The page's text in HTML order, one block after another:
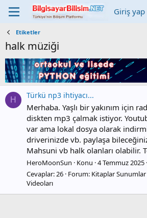
Giriş yap
Etiketler
halk müziği
H Türkü np3 ihtiyacı...
Merhaba. Yaşlı bir yakınım için
diskten mp3 çalmak istiyor.
var ama lokal dosya olarak
driverinizde vb. paylaşa
Mahsuni vb halk olanları olabilir.
HeroMoonSun Konu 4 Temmuz 2025
Cevaplar: 26 Forum: Kitaplar
Videoları